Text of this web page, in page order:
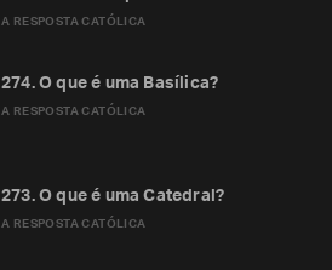
A RESPOSTA CATÓLICA
A RESPOSTA CATÓLICA
274. O que é uma Basílica?
A RESPOSTA CATÓLICA
273. O que é uma Catedral?